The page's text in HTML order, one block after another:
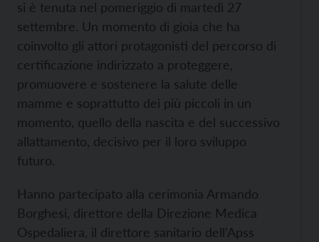
si è tenuta nel pomeriggio di martedì 27
settembre. Un momento di gioia che ha
coinvolto gli attori protagonisti del percorso di
certificazione indirizzato a proteggere,
promuovere e sostenere la salute delle
mamme e soprattutto dei più piccoli in un
momento, quello della nascita e del successivo
allattamento, decisivo per il loro sviluppo
futuro.
Hanno partecipato alla cerimonia Armando
Borghesi, direttore della Direzione Medica
Ospedaliera, il direttore sanitario dell’Apss